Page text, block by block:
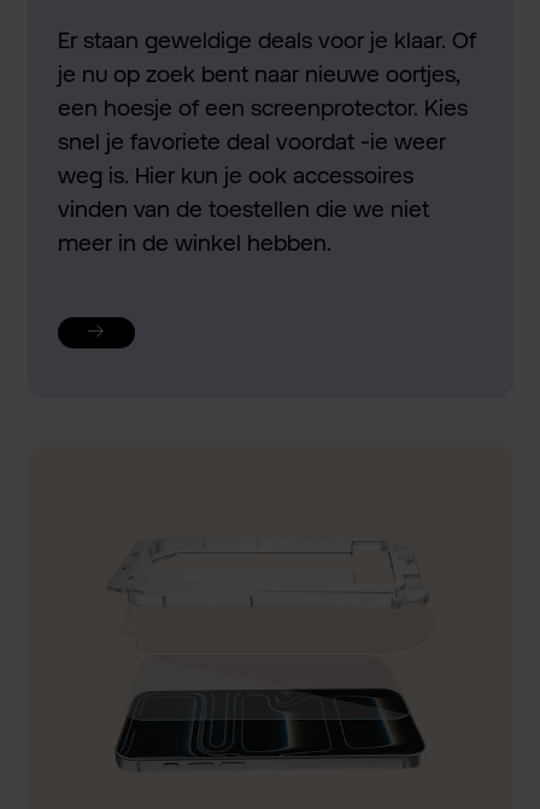
Er staan geweldige deals voor je klaar. Of
je nu op zoek bent naar nieuwe oortjes,
een hoesje of een screenprotector. Kies
snel je favoriete deal voordat -ie weer
weg is. Hier kun je ook accessoires
vinden van de toestellen die we niet
meer in de winkel hebben.